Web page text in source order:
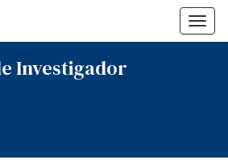
Investigador